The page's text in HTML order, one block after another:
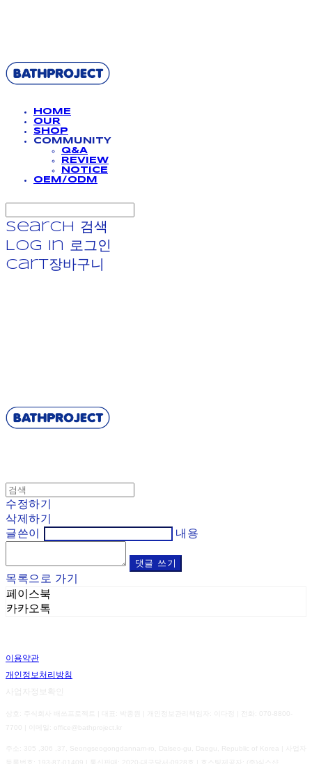
HOME
OUR
SHOP
COMMUNITY
Q&A
REVIEW
NOTICE
OEM/ODM
Search
검색
Log In
로그인
Cart장바구니
수정하기
삭제하기
글쓴이
내용
댓글 쓰기
목록으로 가기
페이스북
카카오톡
이용약관
개인정보처리방침
사업자정보확인
상호: 주식회사 배쓰프로젝트 | 대표: 박종원 | 개인정보관리책임자: 이다정 | 전화: 070-8800-
7700 | 이메일: office@bathproject.kr
주소: 305 ,306 ,37, Seongseogongdannam-ro, Dalseo-gu, Daegu, Republic of Korea | 사업자
193-87-01409 2020-대구달서-0928호 | 호스팅제공자: (주)식스샵